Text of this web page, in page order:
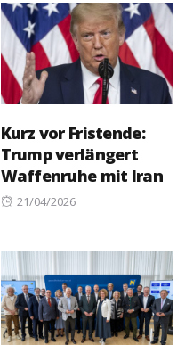
Kurz vor Fristende:
Trump verlängert
Waffenruhe mit Iran
Posted
21/04/2026